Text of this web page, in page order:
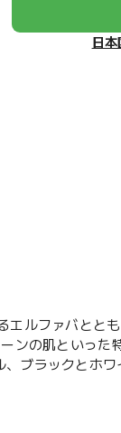
日
ルファバとと
ンの肌といった
ブラックとホ